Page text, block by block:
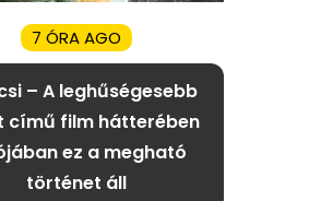
7 ÓRA AGO
– A leghűségesebb
című film hátterében
ez a megható
történet áll